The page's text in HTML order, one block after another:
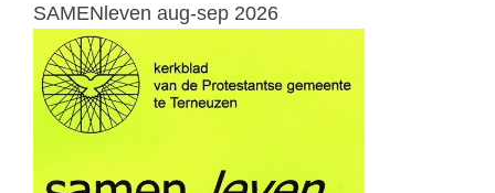
SAMENleven aug-sep 2026